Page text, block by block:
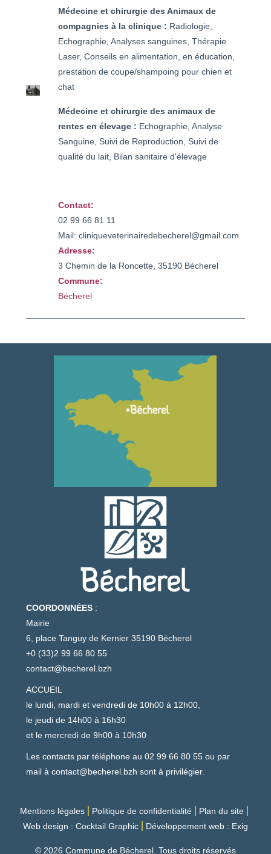
Médecine et chirurgie des Animaux de
compagnies à la clinique : Radiologie,
Echographie, Analyses sanguines, Thérapie
Laser, Conseils en alimentation, en éducation,
prestation de coupe/shampoing pour chien et
chat
Médecine et chirurgie des animaux de
rentes en élevage : Echographie, Analyse
Sanguine, Suivi de Reproduction, Suivi de
qualité du lait, Bilan sanitaire d'élevage
Contact:
02 99 66 81 11
Mail: cliniqueveterinairedebecherel@gmail.com
Adresse:
3 Chemin de la Roncette, 35190 Bécherel
Commune:
Bécherel
COORDONNÉES :
Mairie
6, place Tanguy de Kernier 35190 Bécherel
+0 (33)2 99 66 80 55
contact@becherel.bzh
ACCUEIL
le lundi, mardi et vendredi de 10h00 à 12h00,
le jeudi de 14h00 à 16h30
et le mercredi de 9h00 à 10h30
Les contacts par téléphone au 02 99 66 80 55 ou par
mail à contact@becherel.bzh sont à privilégier.
Mentions légales Politique de confidentialité
Plan du site
Web design : Cocktail Graphic
Développement web : Exig
© 2026 Commune de Bécherel. Tous droits réservés